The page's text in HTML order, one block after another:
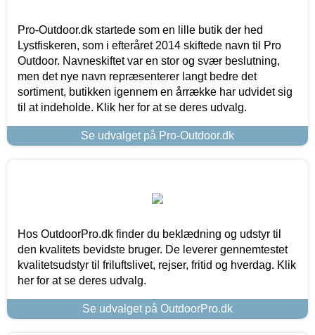
Pro-Outdoor.dk startede som en lille butik der hed
Lystfiskeren, som i efteråret 2014 skiftede navn til Pro
Outdoor. Navneskiftet var en stor og svær beslutning,
men det nye navn repræsenterer langt bedre det
sortiment, butikken igennem en årrække har udvidet sig
til at indeholde. Klik her for at se deres udvalg.
Se udvalget på Pro-Outdoor.dk
Hos OutdoorPro.dk finder du beklædning og udstyr til
den kvalitets bevidste bruger. De leverer gennemtestet
kvalitetsudstyr til friluftslivet, rejser, fritid og hverdag. Klik
her for at se deres udvalg.
Se udvalget på OutdoorPro.dk